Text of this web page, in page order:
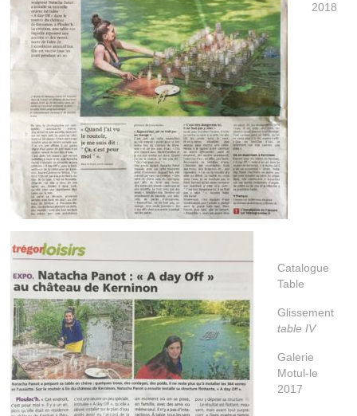
2018
Catalogue
Table
Glissement
table IV
Galerie
Motul-le
2017